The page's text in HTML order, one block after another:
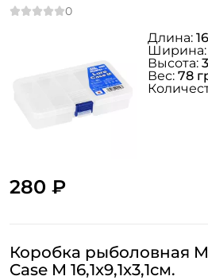
280 ₽
Длина:
Ширина:
Высота:
Вес: 78
Коробка рыболовная
Case M 16,1x9,1x3,1см.